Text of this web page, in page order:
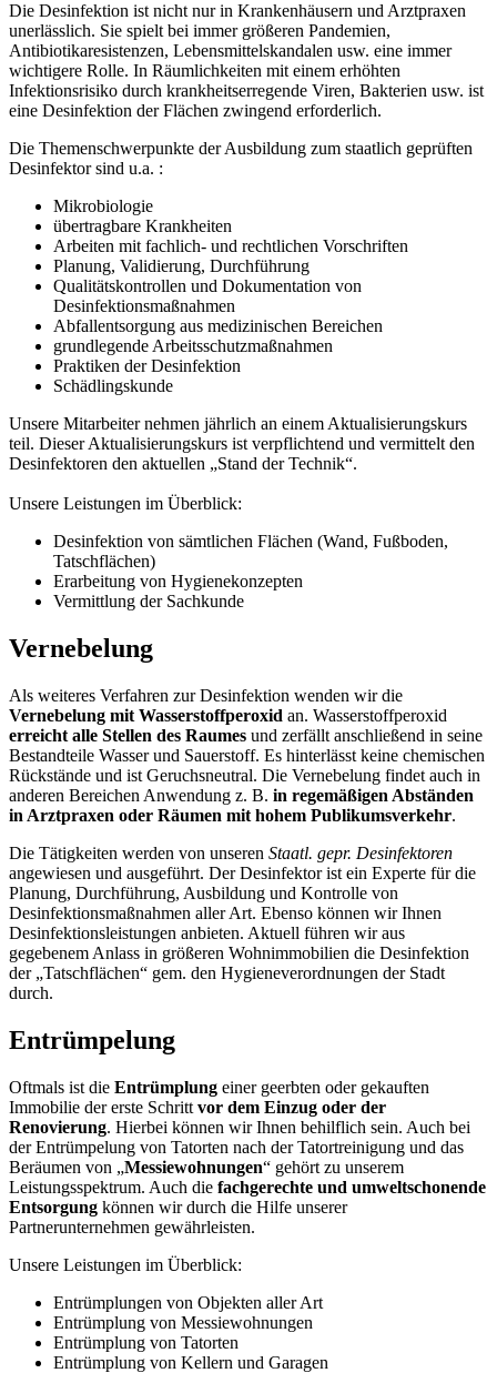
Die Desinfektion ist nicht nur in Krankenhäusern und Arztpraxen
unerlässlich. Sie spielt bei immer größeren Pandemien,
Antibiotikaresistenzen, Lebensmittelskandalen usw. eine immer
wichtigere Rolle. In Räumlichkeiten mit einem erhöhten
Infektionsrisiko durch krankheitserregende Viren, Bakterien usw. ist
eine Desinfektion der Flächen zwingend erforderlich.
Die Themenschwerpunkte der Ausbildung zum staatlich geprüften
Desinfektor sind u.a. :
Mikrobiologie
übertragbare Krankheiten
Arbeiten mit fachlich- und rechtlichen Vorschriften
Planung, Validierung, Durchführung
Qualitätskontrollen und Dokumentation von
Desinfektionsmaßnahmen
Abfallentsorgung aus medizinischen Bereichen
grundlegende Arbeitsschutzmaßnahmen
Praktiken der Desinfektion
Schädlingskunde
Unsere Mitarbeiter nehmen jährlich an einem Aktualisierungskurs
teil. Dieser Aktualisierungskurs ist verpflichtend und vermittelt den
Desinfektoren den aktuellen „Stand der Technik“.
Unsere Leistungen im Überblick:
Desinfektion von sämtlichen Flächen (Wand, Fußboden,
Tatschflächen)
Erarbeitung von Hygienekonzepten
Vermittlung der Sachkunde
Vernebelung
Als weiteres Verfahren zur Desinfektion wenden wir die
Vernebelung mit Wasserstoffperoxid an. Wasserstoffperoxid
erreicht alle Stellen des Raumes und zerfällt anschließend in seine
Bestandteile Wasser und Sauerstoff. Es hinterlässt keine chemischen
Rückstände und ist Geruchsneutral. Die Vernebelung findet auch in
anderen Bereichen Anwendung z. B. in regemäßigen Abständen
in Arztpraxen oder Räumen mit hohem Publikumsverkehr.
Die Tätigkeiten werden von unseren Staatl. gepr. Desinfektoren
angewiesen und ausgeführt. Der Desinfektor ist ein Experte für die
Planung, Durchführung, Ausbildung und Kontrolle von
Desinfektionsmaßnahmen aller Art. Ebenso können wir Ihnen
Desinfektionsleistungen anbieten. Aktuell führen wir aus
gegebenem Anlass in größeren Wohnimmobilien die Desinfektion
der „Tatschflächen“ gem. den Hygieneverordnungen der Stadt
durch.
Entrümpelung
Oftmals ist die Entrümplung einer geerbten oder gekauften
Immobilie der erste Schritt vor dem Einzug oder der
Renovierung. Hierbei können wir Ihnen behilflich sein. Auch bei
der Entrümpelung von Tatorten nach der Tatortreinigung und das
Beräumen von „Messiewohnungen“ gehört zu unserem
Leistungsspektrum. Auch die fachgerechte und umweltschonende
Entsorgung können wir durch die Hilfe unserer
Partnerunternehmen gewährleisten.
Unsere Leistungen im Überblick:
Entrümplungen von Objekten aller Art
Entrümplung von Messiewohnungen
Entrümplung von Tatorten
Entrümplung von Kellern und Garagen